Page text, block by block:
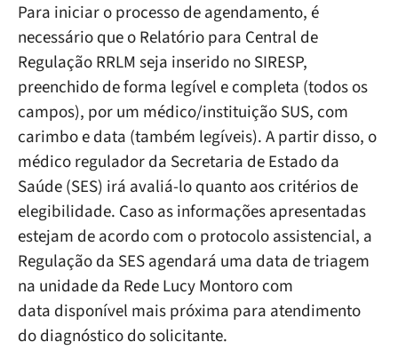
Para iniciar o processo de agendamento, é
necessário que o Relatório para Central de
Regulação RRLM seja inserido no SIRESP,
preenchido de forma legível e completa (todos os
campos), por um médico/instituição SUS, com
carimbo e data (também legíveis). A partir disso, o
médico regulador da Secretaria de Estado da
Saúde (SES) irá avaliá-lo quanto aos critérios de
elegibilidade. Caso as informações apresentadas
estejam de acordo com o protocolo assistencial, a
Regulação da SES agendará uma data de triagem
na unidade da Rede Lucy Montoro com
data disponível mais próxima para atendimento
do diagnóstico do solicitante.